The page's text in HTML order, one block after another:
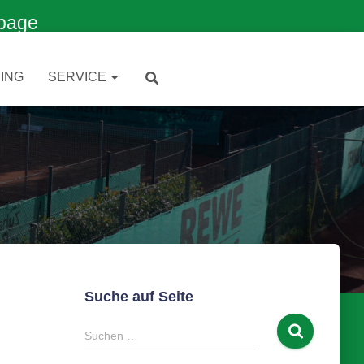
SERVICE
Suche auf Seite
S
u
Suchen …